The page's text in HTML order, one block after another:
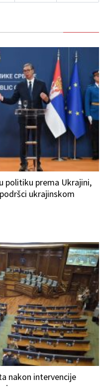
politiku prema Ukrajini,
ukrajinskom
nakon intervencije